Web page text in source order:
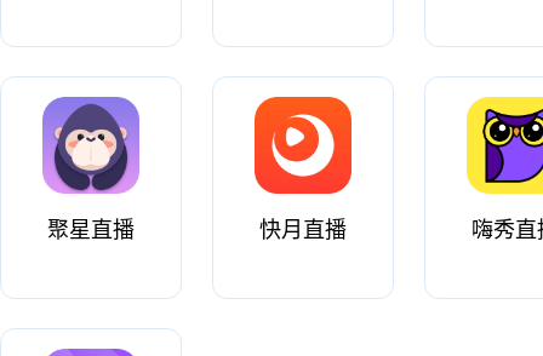
聚星直播 快月直播 嗨秀直